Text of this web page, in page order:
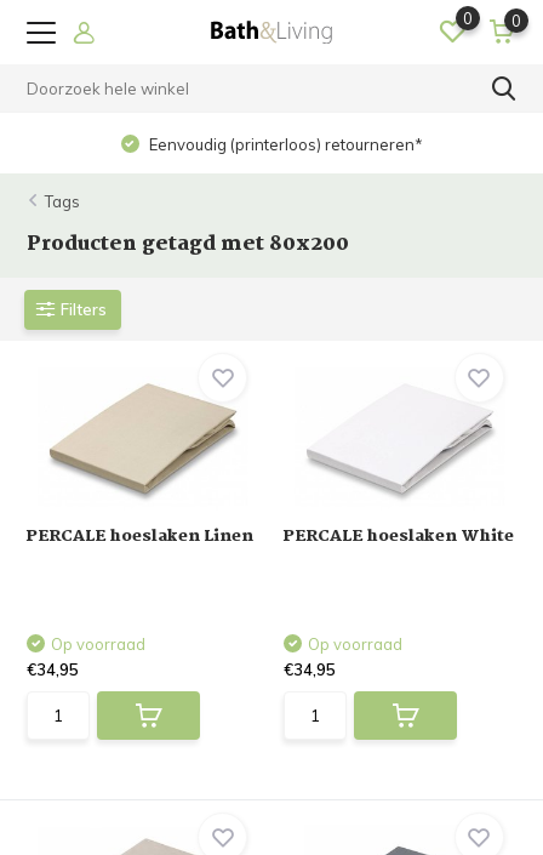
0 0
Op werkdagen voor 15.00 uur besteld? Dezelfde dag
verzonden!
Tags
Producten getagd met 80x200
Filters
PERCALE hoeslaken Linen
Op voorraad
€34,95
PERCALE hoeslaken White
Op voorraad
€34,95